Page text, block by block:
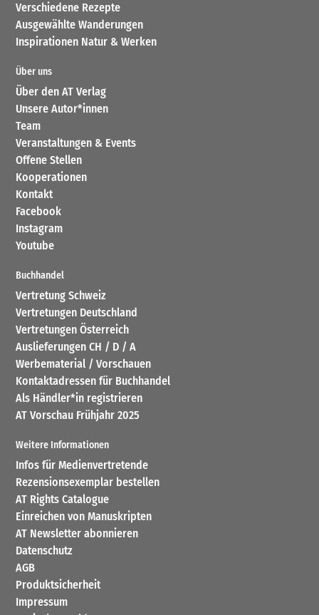
Verschiedene Rezepte
Ausgewählte Wanderungen
Inspirationen Natur & Werken
Über uns
Über den AT Verlag
Unsere Autor*innen
Team
Veranstaltungen & Events
Offene Stellen
Kooperationen
Kontakt
Facebook
Instagram
Youtube
Buchhandel
Vertretung Schweiz
Vertretungen Deutschland
Vertretungen Österreich
Auslieferungen CH / D / A
Werbematerial / Vorschauen
Kontaktadressen für Buchhandel
Als Händler*in registrieren
AT Vorschau Frühjahr 2025
Weitere Informationen
Infos für Medienvertretende
Rezensionsexemplar bestellen
AT Rights Catalogue
Einreichen von Manuskripten
AT Newsletter abonnieren
Datenschutz
AGB
Produktsicherheit
Impressum